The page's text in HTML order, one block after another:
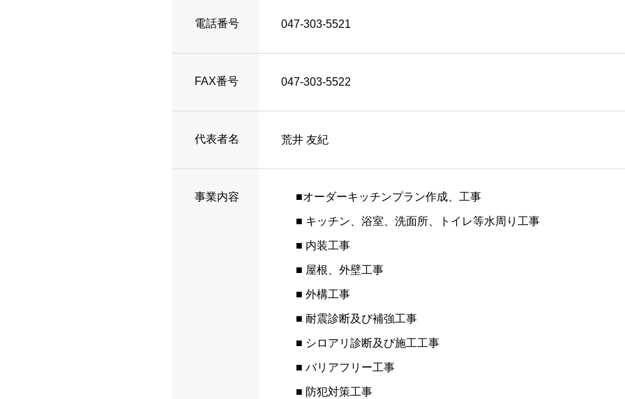
電話番号 047-303-5521
FAX番号 047-303-5522
代表者名 荒井 友紀
事業内容 ■オーダーキッチンプラン作成、工事
■ キッチン、浴室、洗面所、トイレ等水周り工事
■ 内装工事
■ 屋根、外壁工事
■ 外構工事
■ 耐震診断及び補強工事
■ シロアリ診断及び施工工事
■ バリアフリー工事
■ 防犯対策工事